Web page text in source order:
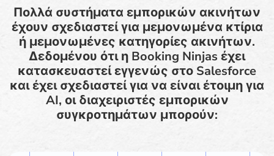
Πολλά συστήματα εμπορικών ακινήτων
έχουν σχεδιαστεί για μεμονωμένα κτίρια
ή μεμονωμένες κατηγορίες ακινήτων.
Δεδομένου ότι η Booking Ninjas έχει
κατασκευαστεί εγγενώς στο Salesforce
και έχει σχεδιαστεί για να είναι έτοιμη για
AI, οι διαχειριστές εμπορικών
συγκροτημάτων μπορούν: